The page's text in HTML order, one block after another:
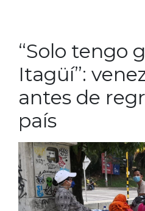
“Solo tengo
Itagüí”:
antes de
país